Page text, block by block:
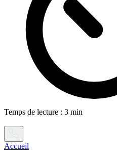
Temps de lecture : 3 min
Accueil